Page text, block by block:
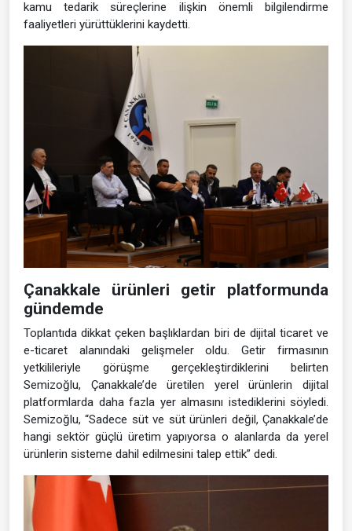
kamu tedarik süreçlerine ilişkin önemli bilgilendirme
faaliyetleri yürüttüklerini kaydetti.
Çanakkale ürünleri getir platformunda
gündemde
Toplantıda dikkat çeken başlıklardan biri de dijital ticaret ve
e-ticaret alanındaki gelişmeler oldu. Getir firmasının
yetkilileriyle görüşme gerçekleştirdiklerini belirten
Semizoğlu, Çanakkale’de üretilen yerel ürünlerin dijital
platformlarda daha fazla yer almasını istediklerini söyledi.
Semizoğlu, “Sadece süt ve süt ürünleri değil, Çanakkale’de
hangi sektör güçlü üretim yapıyorsa o alanlarda da yerel
ürünlerin sisteme dahil edilmesini talep ettik” dedi.